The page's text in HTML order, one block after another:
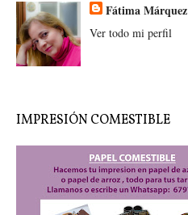
Fátima Márquez
Ver todo mi perfil
IMPRESIÓN COMESTIBLE